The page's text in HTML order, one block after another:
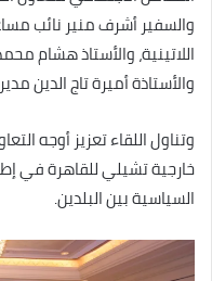
والسفير أشرف منير نائب
اللاتينية، والأستاذ هشام
والأستاذة أميرة تاج الدين
وتناول اللقاء تعزيز أوجه
خارجية تشيلي للقاهرة في
السياسية بين البلدين.